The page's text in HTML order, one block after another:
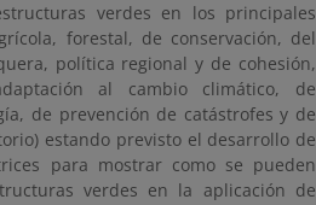
verdes en los principales
forestal, de conservación, del
política regional y de cohesión,
al cambio climático, de
de prevención de catástrofes y de
estando previsto el desarrollo de
para mostrar como se pueden
verdes en la aplicación de